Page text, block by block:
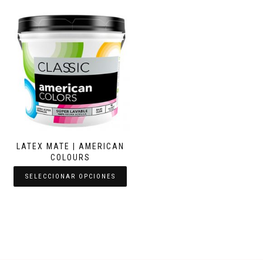
LATEX MATE | AMERICAN
COLOURS
SELECCIONAR OPCIONES